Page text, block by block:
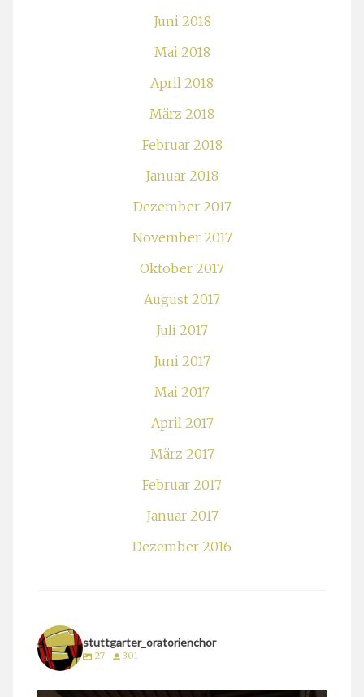
Juni 2018
Mai 2018
April 2018
März 2018
Februar 2018
Januar 2018
Dezember 2017
November 2017
Oktober 2017
August 2017
Juli 2017
Juni 2017
Mai 2017
April 2017
März 2017
Februar 2017
Januar 2017
Dezember 2016
stuttgarter_oratorienchor
27 301